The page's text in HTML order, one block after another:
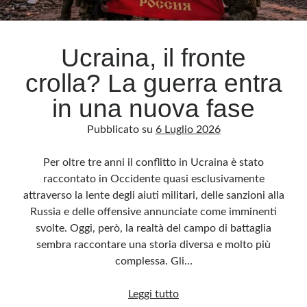
Archivio
Categorie
Questo blog non rappresenta una testata giornalistica, in quanto viene aggiornato
sensi della legge n· 62 del 7.03.2001. L’autore non è responsabile di quanto
pubblicato dai lettori nei commenti ai vari post. Saranno comunque cancellati quelli
ritenuti offensivi o lesivi dell’immagine o dell’onorabilità di terzi, di genere spam,
razzisti o che contengano dati personali non conformi al rispetto delle norme sulla
privacy. Alcune immagini inserite in questo blog sono tratte da Internet e, pertanto,
considerate di pubblico dominio. Qualora la loro pubblicazione violasse eventuali
diritti d’autore, vi invito a comunicarlo via e-mail a info[at]dinovalle.it e saranno
Ucraina, il fronte
crolla? La guerra entra
in una nuova fase
Pubblicato su 6 Luglio 2026
Per oltre tre anni il conflitto in Ucraina è stato
raccontato in Occidente quasi esclusivamente
attraverso la lente degli aiuti militari, delle sanzioni alla
Russia e delle offensive annunciate come imminenti
svolte. Oggi, però, la realtà del campo di battaglia
sembra raccontare una storia diversa e molto più
complessa. Gli…
Leggi tuttoUcraina,